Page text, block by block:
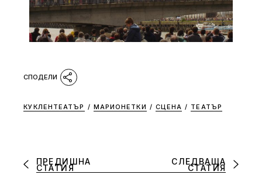
КУКЛЕНТЕАТЪР / МАРИОНЕТКИ / СЦЕНА / ТЕАТЪР
ПРЕДИШНА
СТАТИЯ
СЛЕДВАЩА
СТАТИЯ